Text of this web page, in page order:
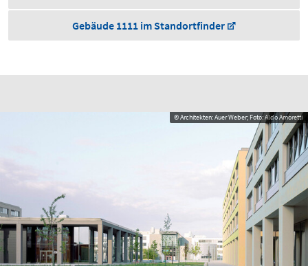
Gebäude 1111 im Standortfinder
© Architekten: Auer Weber; Foto: Aldo Amoretti